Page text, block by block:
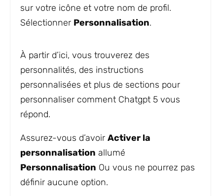
sur votre icône et votre nom de profil.
Sélectionner Personnalisation.
À partir d’ici, vous trouverez des
personnalités, des instructions
personnalisées et plus de sections pour
personnaliser comment Chatgpt 5 vous
répond.
Assurez-vous d’avoir Activer la
personnalisation allumé
Personnalisation Ou vous ne pourrez pas
définir aucune option.